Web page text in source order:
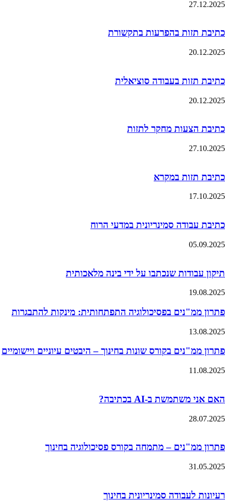
27.12.2025
כתיבת תזות בהפרעות בתקשורת
20.12.2025
כתיבת תזות בעבודה סוציאלית
20.12.2025
כתיבת הצעות מחקר לתזות
27.10.2025
כתיבת תזות במקרא
17.10.2025
כתיבת עבודה סמינריונית במדעי הרוח
05.09.2025
תיקון עבודות שנכתבו על ידי בינה מלאכותית
19.08.2025
פתרון ממ"נים בפסיכולוגיה התפתחותית: מינקות להתבגרות
13.08.2025
פתרון ממ"נים בקורס שונות בחינוך – היבטים עיוניים ויישומיים
11.08.2025
האם אני משתמשת ב-AI בכתיבה?
28.07.2025
פתרון ממ"נים – מתמחה בקורס פסיכולוגיה בחינוך
31.05.2025
רעיונות לעבודה סמינריונית בחינוך